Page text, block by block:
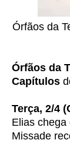
Órfãos da
Órfãos da
Capítulos
Terça, 2/4
Elias chega
Missade